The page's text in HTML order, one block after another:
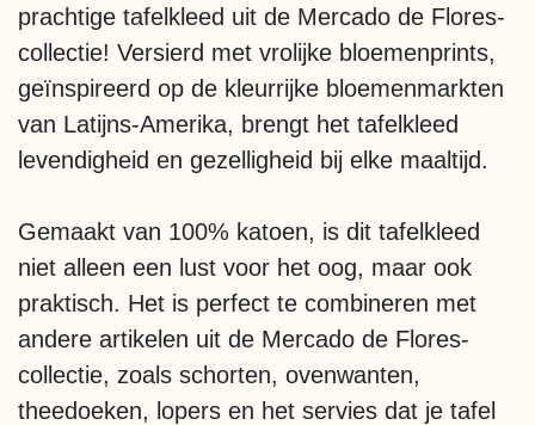
prachtige tafelkleed uit de Mercado de Flores-
collectie! Versierd met vrolijke bloemenprints,
geïnspireerd op de kleurrijke bloemenmarkten
van Latijns-Amerika, brengt het tafelkleed
levendigheid en gezelligheid bij elke maaltijd.
Gemaakt van 100% katoen, is dit tafelkleed
niet alleen een lust voor het oog, maar ook
praktisch. Het is perfect te combineren met
andere artikelen uit de Mercado de Flores-
collectie, zoals schorten, ovenwanten,
theedoeken, lopers en het servies dat je tafel